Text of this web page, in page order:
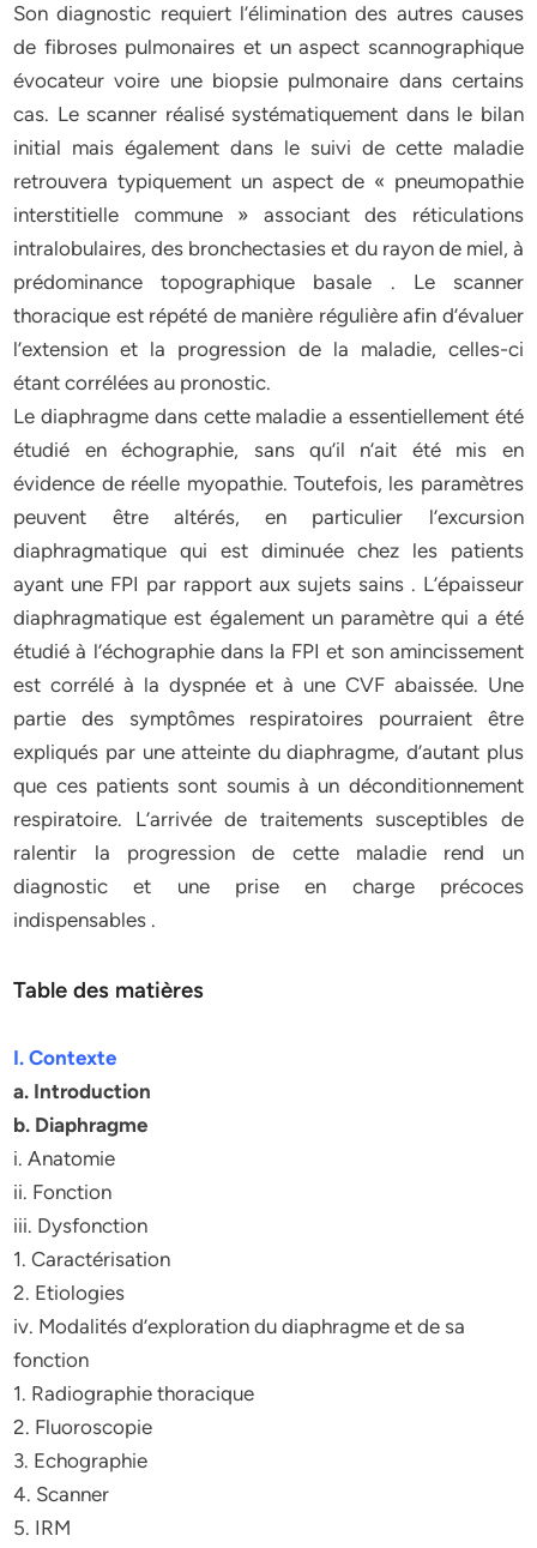
Son diagnostic requiert l’élimination des autres causes
de fibroses pulmonaires et un aspect scannographique
évocateur voire une biopsie pulmonaire dans certains
cas. Le scanner réalisé systématiquement dans le bilan
initial mais également dans le suivi de cette maladie
retrouvera typiquement un aspect de « pneumopathie
interstitielle commune » associant des réticulations
intralobulaires, des bronchectasies et du rayon de miel, à
prédominance topographique basale . Le scanner
thoracique est répété de manière régulière afin d’évaluer
l’extension et la progression de la maladie, celles-ci
étant corrélées au pronostic.
Le diaphragme dans cette maladie a essentiellement été
étudié en échographie, sans qu’il n’ait été mis en
évidence de réelle myopathie. Toutefois, les paramètres
peuvent être altérés, en particulier l’excursion
diaphragmatique qui est diminuée chez les patients
ayant une FPI par rapport aux sujets sains . L’épaisseur
diaphragmatique est également un paramètre qui a été
étudié à l’échographie dans la FPI et son amincissement
est corrélé à la dyspnée et à une CVF abaissée. Une
partie des symptômes respiratoires pourraient être
expliqués par une atteinte du diaphragme, d’autant plus
que ces patients sont soumis à un déconditionnement
respiratoire. L’arrivée de traitements susceptibles de
ralentir la progression de cette maladie rend un
diagnostic et une prise en charge précoces
indispensables .
Table des matières
I. Contexte
a. Introduction
b. Diaphragme
i. Anatomie
ii. Fonction
iii. Dysfonction
1. Caractérisation
2. Etiologies
iv. Modalités d’exploration du diaphragme et de sa
fonction
1. Radiographie thoracique
2. Fluoroscopie
3. Echographie
4. Scanner
5. IRM